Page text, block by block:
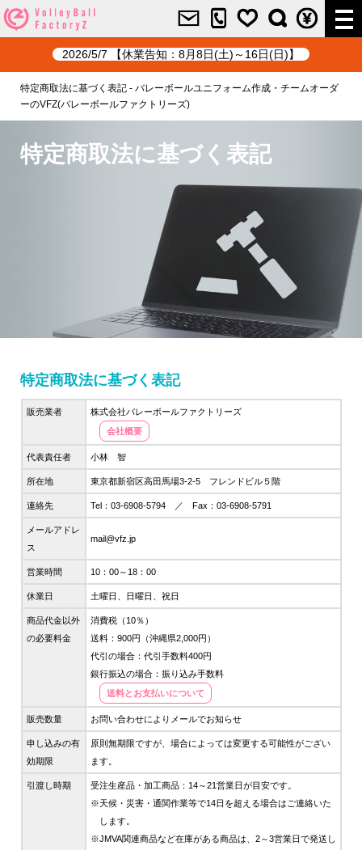
2026/5/7 【休業告知：8月8日(土)～16日(日)】
特定商取法に基づく表記 - バレーボールユニフォーム作成・チームオーダ
ーのVFZ(バレーボールファクトリーズ)
特定商取法に基づく表記
特定商取法に基づく表記
販売業者
株式会社バレーボールファクトリーズ
会社概要
代表責任者 小林 智
所在地 東京都新宿区高田馬場3-2-5 フレンドビル５階
連絡先 Tel：03-6908-5794 ／ Fax：03-6908-5791
メールアドレ
ス
mail@vfz.jp
営業時間 10：00～18：00
休業日 土曜日、日曜日、祝日
商品代金以外
の必要料金
消費税（10％）
送料：900円（沖縄県2,000円）
代引の場合：代引手数料400円
銀行振込の場合：振り込み手数料
送料とお支払いについて
販売数量 お問い合わせによりメールでお知らせ
申し込みの有
効期限
原則無期限ですが、場合によっては変更する可能性がござい
ます。
引渡し時期
受注生産品・加工商品：14～21営業日が目安です。
天候・災害・通関作業等で14日を超える場合はご連絡いた
します。
JMVA関連商品など在庫がある商品は、2～3営業日で発送し